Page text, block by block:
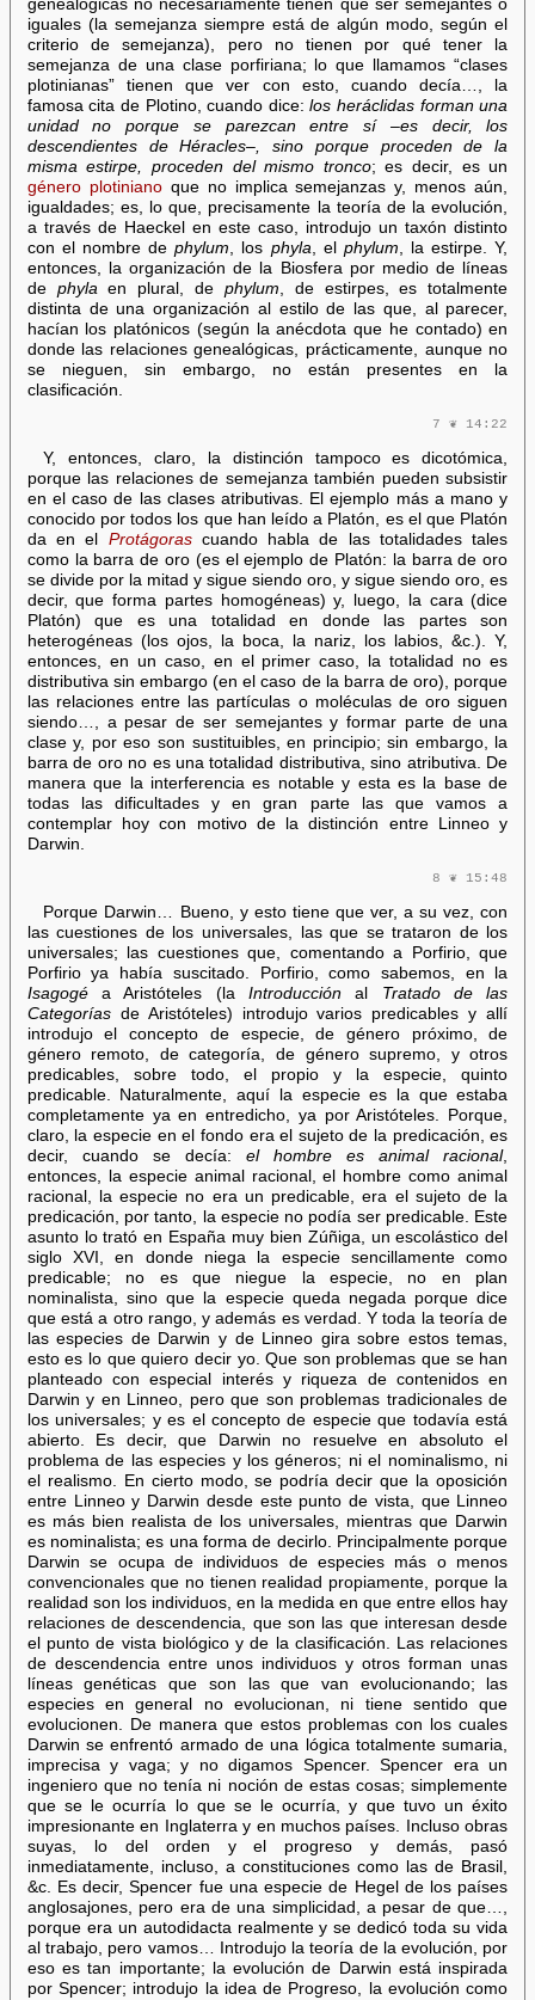
genealógicas no necesariamente tienen que ser semejantes o
iguales (la semejanza siempre está de algún modo, según el
criterio de semejanza), pero no tienen por qué tener la
semejanza de una clase porfiriana; lo que llamamos “clases
plotinianas” tienen que ver con esto, cuando decía…, la
famosa cita de Plotino, cuando dice:los heráclidas forman una
unidad no porque se parezcan entre sí –es decir, los
descendientes de Héracles–, sino porque proceden de la
misma estirpe, proceden del mismo tronco; es decir, es un
género plotinianoque no implica semejanzas y, menos aún,
igualdades; es, lo que, precisamente la teoría de la evolución,
a través de Haeckel en este caso, introdujo un taxón distinto
con el nombre dephylum , los phyla , el phylum , la estirpe. Y,
entonces, la organización de la Biosfera por medio de líneas
de phyla en plural, de phylum , de estirpes, es totalmente
distinta de una organización al estilo de las que, al parecer,
hacían los platónicos (según la anécdota que he contado) en
donde las relaciones genealógicas, prácticamente, aunque no
se nieguen, sin embargo, no están presentes en la
clasificación.
7 ❦ 14:22
Y, entonces, claro, la distinción tampoco es dicotómica,
porque las relaciones de semejanza también pueden subsistir
en el caso de las clases atributivas. El ejemplo más a mano y
conocido por todos los que han leído a Platón, es el que Platón
da en el Protágorascuando habla de las totalidades tales
como la barra de oro (es el ejemplo de Platón: la barra de oro
se divide por la mitad y sigue siendo oro, y sigue siendo oro, es
decir, que forma partes homogéneas) y, luego, la cara (dice
Platón) que es una totalidad en donde las partes son
heterogéneas (los ojos, la boca, la nariz, los labios, &c.). Y,
entonces, en un caso, en el primer caso, la totalidad no es
distributiva sin embargo (en el caso de la barra de oro), porque
las relaciones entre las partículas o moléculas de oro siguen
siendo…, a pesar de ser semejantes y formar parte de una
clase y, por eso son sustituibles, en principio; sin embargo, la
barra de oro no es una totalidad distributiva, sino atributiva. De
manera que la interferencia es notable y esta es la base de
todas las dificultades y en gran parte las que vamos a
contemplar hoy con motivo de la distinción entre Linneo y
Darwin.
8 ❦ 15:48
Porque Darwin… Bueno, y esto tiene que ver, a su vez, con
las cuestiones de los universales, las que se trataron de los
universales; las cuestiones que, comentando a Porfirio, que
Porfirio ya había suscitado. Porfirio, como sabemos, en la
Isagogéa Aristóteles (la Introducción al Tratado de las
Categoríasde Aristóteles) introdujo varios predicables y allí
introdujo el concepto de especie, de género próximo, de
género remoto, de categoría, de género supremo, y otros
predicables, sobre todo, el propio y la especie, quinto
predicable. Naturalmente, aquí la especie es la que estaba
completamente ya en entredicho, ya por Aristóteles. Porque,
claro, la especie en el fondo era el sujeto de la predicación, es
decir, cuando se decía: el hombre es animal racional,
entonces, la especie animal racional, el hombre como animal
racional, la especie no era un predicable, era el sujeto de la
predicación, por tanto, la especie no podía ser predicable. Este
asunto lo trató en España muy bien Zúñiga, un escolástico del
siglo XVI, en donde niega la especie sencillamente como
predicable; no es que niegue la especie, no en plan
nominalista, sino que la especie queda negada porque dice
que está a otro rango, y además es verdad. Y toda la teoría de
las especies de Darwin y de Linneo gira sobre estos temas,
esto es lo que quiero decir yo. Que son problemas que se han
planteado con especial interés y riqueza de contenidos en
Darwin y en Linneo, pero que son problemas tradicionales de
los universales; y es el concepto de especie que todavía está
abierto. Es decir, que Darwin no resuelve en absoluto el
problema de las especies y los géneros; ni el nominalismo, ni
el realismo. En cierto modo, se podría decir que la oposición
entre Linneo y Darwin desde este punto de vista, que Linneo
es más bien realista de los universales, mientras que Darwin
es nominalista; es una forma de decirlo. Principalmente porque
Darwin se ocupa de individuos de especies más o menos
convencionales que no tienen realidad propiamente, porque la
realidad son los individuos, en la medida en que entre ellos hay
relaciones de descendencia, que son las que interesan desde
el punto de vista biológico y de la clasificación. Las relaciones
de descendencia entre unos individuos y otros forman unas
líneas genéticas que son las que van evolucionando; las
especies en general no evolucionan, ni tiene sentido que
evolucionen. De manera que estos problemas con los cuales
Darwin se enfrentó armado de una lógica totalmente sumaria,
imprecisa y vaga; y no digamos Spencer. Spencer era un
ingeniero que no tenía ni noción de estas cosas; simplemente
que se le ocurría lo que se le ocurría, y que tuvo un éxito
impresionante en Inglaterra y en muchos países. Incluso obras
suyas, lo del orden y el progreso y demás, pasó
inmediatamente, incluso, a constituciones como las de Brasil,
&c. Es decir, Spencer fue una especie de Hegel de los países
anglosajones, pero era de una simplicidad, a pesar de que…,
porque era un autodidacta realmente y se dedicó toda su vida
al trabajo, pero vamos… Introdujo la teoría de la evolución, por
eso es tan importante; la evolución de Darwin está inspirada
por Spencer; introdujo la idea de Progreso, la evolución como